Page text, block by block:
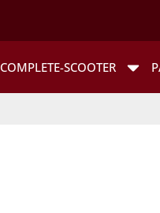
COMPLETE-SCOOTER